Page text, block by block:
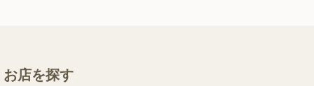
お店を探す